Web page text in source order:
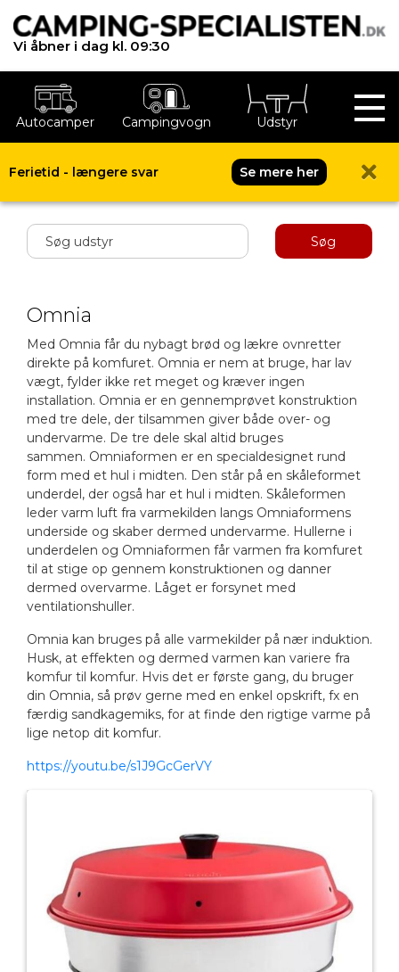
Vi åbner i dag kl. 09:30
Autocamper Campingvogn Udstyr
Ferietid - længere svar
Se mere her
Søg
Omnia
Med Omnia får du nybagt brød og lækre ovnretter
direkte på komfuret. Omnia er nem at bruge, har lav
vægt, fylder ikke ret meget og kræver ingen
installation. Omnia er en gennemprøvet konstruktion
med tre dele, der tilsammen giver både over- og
undervarme. De tre dele skal altid bruges
sammen. Omniaformen er en specialdesignet rund
form med et hul i midten. Den står på en skåleformet
underdel, der også har et hul i midten. Skåleformen
leder varm luft fra varmekilden langs Omniaformens
underside og skaber dermed undervarme. Hullerne i
underdelen og Omniaformen får varmen fra komfuret
til at stige op gennem konstruktionen og danner
dermed overvarme. Låget er forsynet med
ventilationshuller.
Omnia kan bruges på alle varmekilder på nær induktion.
Husk, at effekten og dermed varmen kan variere fra
komfur til komfur. Hvis det er første gang, du bruger
din Omnia, så prøv gerne med en enkel opskrift, fx en
færdig sandkagemiks, for at finde den rigtige varme på
lige netop dit komfur.
https://youtu.be/s1J9GcGerVY